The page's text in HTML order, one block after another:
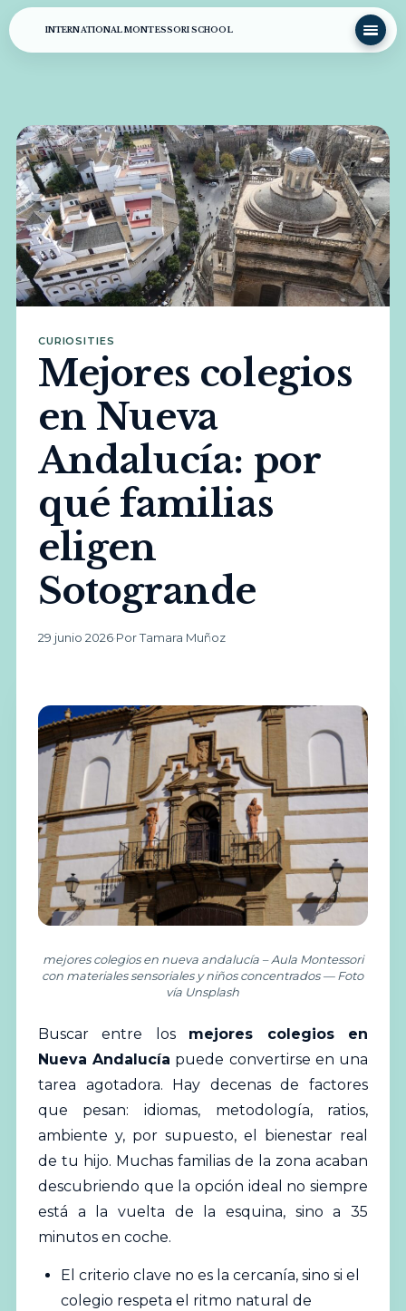
INTERNATIONAL MONTESSORI SCHOOL
CURIOSITIES
Mejores colegios
en Nueva
Andalucía: por
qué familias
eligen
Sotogrande
29 junio 2026·Por Tamara Muñoz
mejores colegios en nueva andalucía – Aula Montessori
con materiales sensoriales y niños concentrados — Foto
vía Unsplash
Buscarentre los mejores colegiosen
Nueva Andalucía puede convertirse en una
tarea agotadora. Hay decenas de factores
que pesan: idiomas, metodología, ratios,
ambiente y, por supuesto, el bienestar real
de tu hijo. Muchas familias de la zona acaban
descubriendo que la opción ideal no siempre
está a la vuelta de la esquina, sino a 35
minutos en coche.
El criterio clave no es la cercanía, sino si el
colegio respeta el ritmo natural de